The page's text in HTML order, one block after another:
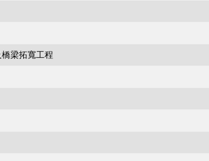
梁拓寬工程